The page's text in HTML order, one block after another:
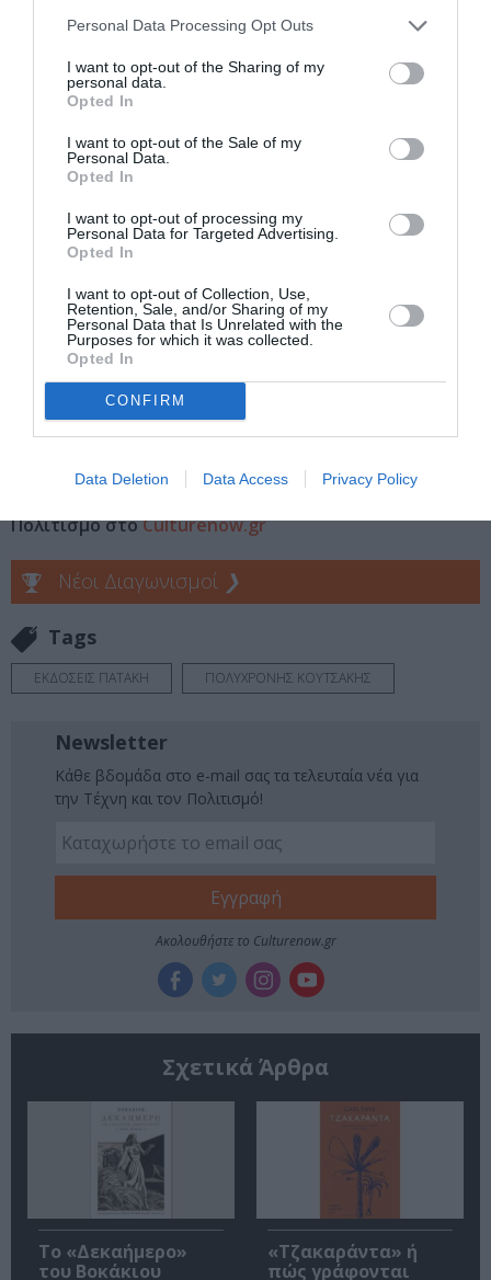
Personal Data Processing Opt Outs
I want to opt-out of the Sharing of my
personal data.
Opted In
I want to opt-out of the Sale of my
Personal Data.
Opted In
I want to opt-out of processing my
Personal Data for Targeted Advertising.
Opted In
I want to opt-out of Collection, Use,
Retention, Sale, and/or Sharing of my
Personal Data that Is Unrelated with the
Purposes for which it was collected.
Opted In
CONFIRM
Data Deletion Data Access Privacy Policy
ακολουθεί πιστά κι έναν τρόπο σκέψης και ανάλυσης
των καταστάσεων που άσχετα από τα πλαίσια που είναι
τοποθετημένα μέσα σε αυτήν την ιστορία, είναι καθόλα
ανθρώπινα, κατά συνέπεια, ρεαλιστικά και σύγχρονα. Ο
ίδιος ο Πολυχρόνης μου είχε πει πως θεωρεί ότι το
βιβλίο αυτό είναι ό,τι καλύτερο έχει γράψει. Αν και
ναι, οφείλω να παραδεχτώ πως είχε δίκιο και πως αν
δεν έχετε ήδη γνωρίσει την συγκλονιστική του πένα,
κάνετε.
Το βιβλίο του Πολυχρόνη Κουτσάκη, με τίτλο Baby
Blue, κυκλοφορεί απός τις Εκδόσεις Πατάκη.
Ακολουθήστε το Culturenow.gr στο
Πολιτισμό στοCulturenow.gr
Νέοι Διαγωνισμοί ❯
Tags
ΕΚΔΟΣΕΙΣ ΠΑΤΑΚΗ ΠΟΛΥΧΡΟΝΗΣ ΚΟΥΤΣΑΚΗΣ
Newsletter
Κάθε βδομάδα στο e-mail σας τα τελευταία νέα για
την Τέχνη και τον Πολιτισμό!
Ακολουθήστε το Culturenow.gr
Σχετικά Άρθρα
Το «Δεκαήμερο»
του Βοκάκιου
«Τζακαράντα» ή
πώς γράφονται